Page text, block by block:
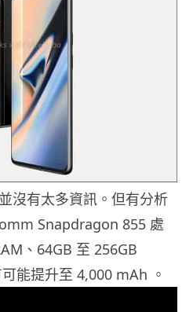
沒有太多資訊。但有分析
Snapdragon 855 處
、64GB 至 256GB
能提升至 4,000 mAh 。